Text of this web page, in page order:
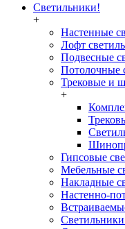
Светильники!
+
Настенные
Лофт
Подвесные
Потолочные
Трековые и
+
Гипсовые
Мебельные
Накладные
Настенно-